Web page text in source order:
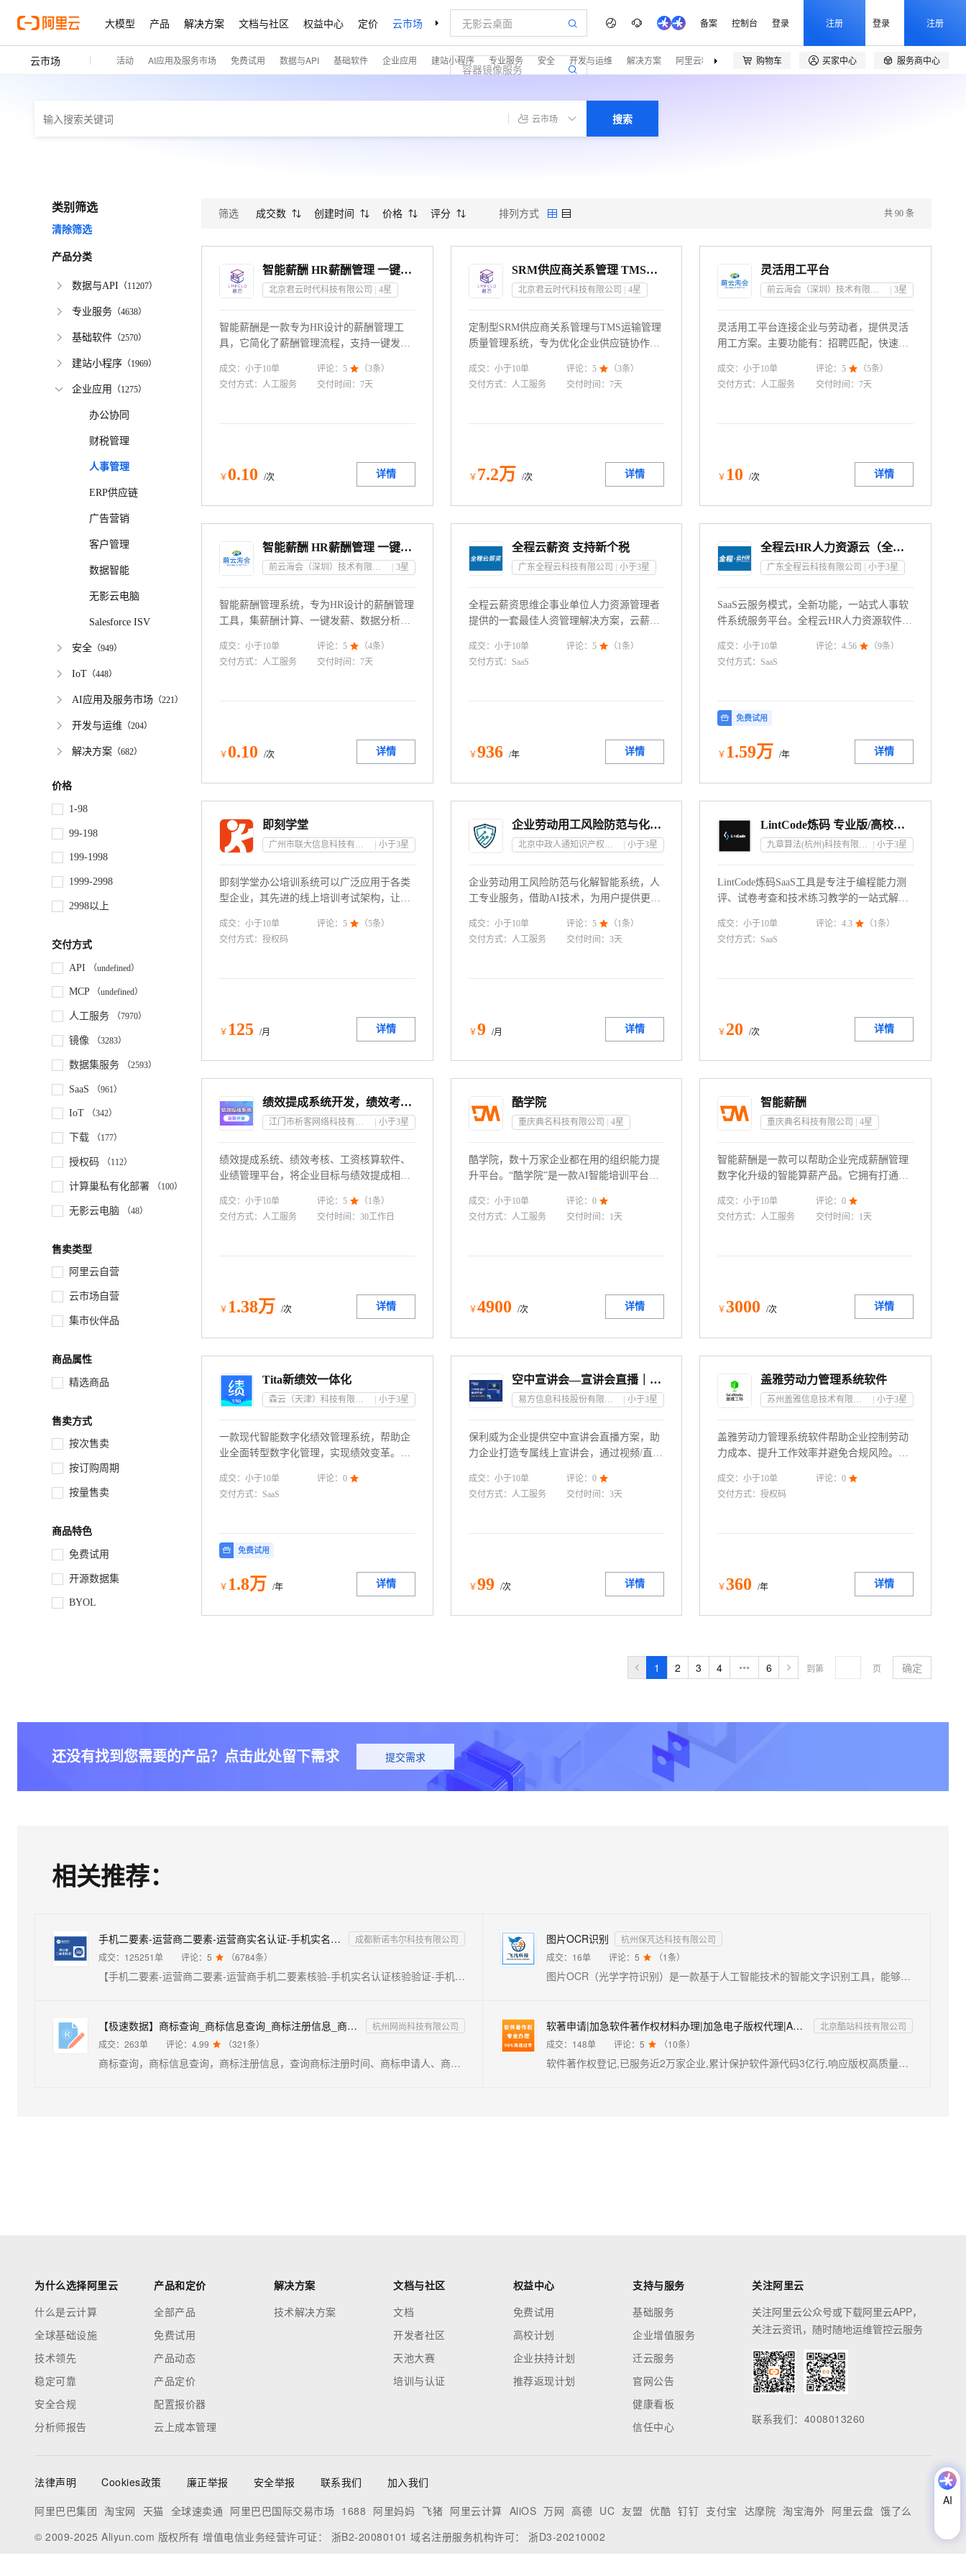
大模型 产品 解决方案 文档与社区 权益中心 定价 云市场 合作伙伴 支持与服务 了解阿里云 备案 控制台 登录 注册 登录 注册
云市场 活动 AI应用及服务市场 免费试用 数据与API 基础软件 企业应用 建站小程序 专业服务 安全 开发与运维 解决方案 阿里云精选 伙伴招募
 购物车  买家中心  服务商中心
云市场 搜索
类别筛选
清除筛选
产品分类
数据与API （11207）
专业服务 （4638）
基础软件 （2570）
建站小程序 （1969）
企业应用 （1275）
办公协同
财税管理
人事管理
ERP供应链
广告营销
客户管理
数据智能
无影云电脑
Salesforce ISV
安全 （949）
IoT （448）
AI应用及服务市场 （221）
开发与运维 （204）
解决方案 （682）
价格
1-98
99-198
199-1998
1999-2998
2998以上
交付方式
API （undefined）
MCP （undefined）
人工服务 （7970）
镜像 （3283）
数据集服务 （2593）
SaaS （961）
IoT （342）
下载 （177）
授权码 （112）
计算巢私有化部署 （100）
无影云电脑 （48）
售卖类型
阿里云自营
云市场自营
集市伙伴品
商品属性
精选商品
售卖方式
按次售卖
按订购周期
按量售卖
商品特色
免费试用
开源数据集
BYOL
筛选 成交数 创建时间 价格 评分 排列方式 共 90 条
智能薪酬 HR薪酬管理 一键发薪软件定制
北京君云时代科技有限公司 4星
智能薪酬是一款专为HR设计的薪酬管理工
具，它简化了薪酬管理流程，支持一键发薪
计算、个税处理、社保管理等工作，同时确
保数据的准确性和及时性。一键发薪功能让
成交： 小于10单 评论：5  （3条）
交付方式： 人工服务 交付时间： 7天
￥ 0.10 /次 详情
SRM供应商关系管理 TMS运输管理 质量管理系统定制
北京君云时代科技有限公司 4星
定制型SRM供应商关系管理与TMS运输管理
质量管理系统，专为优化企业供应链协作与
与管理，确保供应链稳定；TMS模块实现运
输流程可视化，降低成本并提升交付速度。
成交： 小于10单 评论： 5  （3条）
交付方式： 人工服务 交付时间： 7天
￥ 7.2万 /次 详情
灵活用工平台
前云海会（深圳）技术有限公司 3星
灵活用工平台连接企业与劳动者，提供灵活
用工方案。主要功能有：招聘匹配，快速找
工；任务管理，高效完成项目；评价与信用
体系，了解双方能力；薪酬管理，安全支
成交：小于10单 评论： 5  （5条）
交付方式： 人工服务 交付时间： 7天
￥ 10 /次 详情
智能薪酬 HR薪酬管理 一键发薪软件定制
前云海会（深圳）技术有限公司 3星
智能薪酬管理系统，专为HR设计的薪酬管理
工具，集薪酬计算、一键发薪、数据分析于
效；支持多种发薪方式，一键操作即可完成
薪资发放；同时，提供详尽的薪酬数据分
成交： 小于10单 评论：5  （4条）
交付方式： 人工服务 交付时间： 7天
￥ 0.10 /次 详情
全程云薪资 支持新个税
广东全程云科技有限公司 小于3星
全程云薪资思维企事业单位人力资源管理者
提供的一套最佳人资管理解决方案，云薪资
资社保生命周期的全面管理。
成交： 小于10单 评论： 5  （1条）
交付方式： SaaS
￥936 /年 详情
全程云HR人力资源云（全员人事工作平台）
广东全程云科技有限公司 小于3星
SaaS云服务模式，全新功能，一站式人事软
件系统服务平台。全程云HR人力资源软件涵
保、考勤排班、绩效考核、培训管理、经理
查询、人事分析等等。
成交：小于10单 评论： 4.56  （9条）
交付方式： SaaS
免费试用
￥ 1.59万 /年 详情
即刻学堂
广州市联大信息科技有限公司 小于3星
即刻学堂办公培训系统可以广泛应用于各类
型企业，其先进的线上培训考试架构，让员
作为管理者能实追踪员工培训状况，考察培
训效果，助力培训真正落到实处。10元/人/
成交： 小于10单 评论：5  （5条）
交付方式： 授权码
￥ 125 /月 详情
企业劳动用工风险防范与化解智能系统
北京中政人通知识产权有限公司 小于3星
企业劳动用工风险防范与化解智能系统，人
工专业服务，借助AI技术，为用户提供更专
成交： 小于10单 评论： 5  （1条）
交付方式： 人工服务 交付时间： 3天
￥9 /月 详情
LintCode炼码 专业版/高校版 编程考试面试系统（招聘/考试/教育）
九章算法(杭州)科技有限公司 小于3星
LintCode炼码SaaS工具是专注于编程能力测
评、试卷考查和技术练习教学的一站式解决
业版服务场景：候选人招聘笔试、内部技术
培训、员工能力考核 高校版教育场景：编程
成交：小于10单 评论： 4.3  （1条）
交付方式： SaaS
￥ 20 /次 详情
绩效提成系统开发，绩效考核定制，工资核算软件制作，业绩管理平台搭建【绩效提成系统】
江门市析客网络科技有限公司 小于3星
绩效提成系统、绩效考核、工资核算软件、
业绩管理平台，将企业目标与绩效提成相融
成交： 小于10单 评论：5  （1条）
交付方式： 人工服务 交付时间：30工作日
￥ 1.38万 /次 详情
酷学院
重庆典名科技有限公司 4星
酷学院，数十万家企业都在用的组织能力提
升平台。“酷学院”是一款AI智能培训平台，
营服务”三位一体的数字化企业培训与学习解
决方案。基于酷渲科技自身培训的成功实
成交： 小于10单 评论： 0 
交付方式： 人工服务 交付时间： 1天
￥4900 /次 详情
智能薪酬
重庆典名科技有限公司 4星
智能薪酬是一款可以帮助企业完成薪酬管理
数字化升级的智能算薪产品。它拥有打通钉
薪公式自由搭配，算薪结果自动生成报表等
功能，同时拥有创新AI能力，让算薪结果更
成交：小于10单 评论： 0 
交付方式： 人工服务 交付时间： 1天
￥ 3000 /次 详情
Tita新绩效一体化
森云（天津）科技有限公司 小于3星
一款现代智能数字化绩效管理系统，帮助企
业全面转型数字化管理，实现绩效变革。一
业员工工作执行，绩效、360 评估、反馈和
职业发展的一体化平台。
成交： 小于10单 评论：0 
交付方式： SaaS
免费试用
￥ 1.8万 /年 详情
空中宣讲会—宣讲会直播｜企业直播双选会｜在线直播招聘｜名企宣讲会
易方信息科技股份有限公司 小于3星
保利威为企业提供空中宣讲会直播方案，助
力企业打造专属线上宣讲会，通过视频/直播
提供在线网申渠道，让企业宣讲会更高效，
适用于【校园宣讲会】【企业宣讲会】【企
成交： 小于10单 评论： 0 
交付方式： 人工服务 交付时间： 3天
￥99 /次 详情
盖雅劳动力管理系统软件
苏州盖雅信息技术有限公司 小于3星
盖雅劳动力管理系统软件帮助企业控制劳动
力成本、提升工作效率并避免合规风险。以
业集团提供管理平台工具解决了效率与准确
度的问题，降本增效。盖雅工场专注于解决
力，管理多样化劳动力队伍的出勤与时间，
分析并提升劳动力效率与销售效能，同时连
成交：小于10单 评论： 0 
交付方式：授权码
￥ 360 /年 详情
1 2 3 4 6 到第 页 确定
还没有找到您需要的产品？点击此处留下需求 提交需求
相关推荐：
手机二要素-运营商二要素-运营商实名认证-手机实名认证-手机号核验验证
成都新诺韦尔科技有限公司
成交： 125251单 评论： 5  （6784条）
【手机二要素-运营商二要素-运营商手机二要素核验-手机实名认证核验验证-手机号核验验证】传入姓名、手机号码，校验此两项是否一致，支持三网（移动、电信、联通）。官方权威数据，仅供高质接口，实时校验结果，可支持高并发，24h技术专家在线对接。口碑商家◆品质保障◆金牌售后
图片OCR识别
杭州保芃达科技有限公司
成交： 16单 评论： 5  （1条）
图片OCR（光学字符识别）是一款基于人工智能技术的智能文字识别工具，能够快速、准确地将图片、扫描文档或手写内容中的文字提取为可编辑的电子文本。通过深度学习算法优化，图片OCR在识别精度和速度上表现卓越，即使是低分辨率或倾斜变形的图片也能保持较高的识别率。无论是个人用户还是企业客户，都能通过该产品轻松实现文档数字化，减少人工录入成本，提高工作效率。
【极速数据】商标查询_商标信息查询_商标注册信息_商标查询API_商标API查询_商标注册查询
杭州网尚科技有限公司
成交： 263单 评论： 4.99  （321条）
商标查询，商标信息查询，商标注册信息，查询商标注册时间、商标申请人、商标国际分类、商标申请号、商标代理机构等信息。
软著申请|加急软件著作权材料办理|加急电子版权代理|App上架版权|软著加急手机|web端网站软著|软件软著|...
北京酷站科技有限公司
成交： 148单 评论： 5  （10条）
软件著作权登记,已服务近2万家企业,累计保护软件源代码3亿行,响应版权高质量发展需求,专业团队审核,24小时线上极速办理,价格透明，软件著作权登记担保申请，保拿证，保通过。不通过可以全额退款。提交中国版权保护中心是国家版权登记机构,我国唯一的软件著作权登记、著作权质权登记机构,提供版权鉴定、监测维权、版权等专业服务，高企双软申报、学术加分、APP上架、投标资质、职称评定等申请必备。
为什么选择阿里云
什么是云计算
全球基础设施
技术领先
稳定可靠
安全合规
分析师报告
产品和定价
全部产品
免费试用
产品动态
产品定价
配置报价器
云上成本管理
解决方案
技术解决方案
文档与社区
文档
开发者社区
天池大赛
培训与认证
权益中心
免费试用
高校计划
企业扶持计划
推荐返现计划
支持与服务
基础服务
企业增值服务
迁云服务
官网公告
健康看板
信任中心
关注阿里云
关注阿里云公众号或下载阿里云APP，
关注云资讯，随时随地运维管控云服务
联系我们：4008013260
法律声明 Cookies政策 廉正举报 安全举报 联系我们
加入我们
阿里巴巴集团 淘宝网 天猫 全球速卖通 阿里巴巴国际交易市场 1688 阿里妈妈 飞猪 阿里云计算 AliOS 万网 高德 UC 友盟 优酷 钉钉 支付宝 达摩院 淘宝海外 阿里云盘 饿了么
© 2009-2025 Aliyun.com 版权所有 增值电信业务经营许可证： 浙B2-20080101 域名注册服务机构许可： 浙D3-20210002
AI
AI